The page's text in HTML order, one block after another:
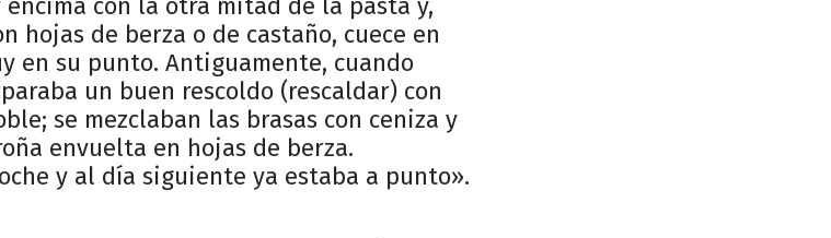
hojas de berza o de castaño, cuece en
en su punto. Antiguamente, cuando
un buen rescoldo (rescaldar) con
se mezclaban las brasas con ceniza y
envuelta en hojas de berza.
y al día siguiente ya estaba a punto».